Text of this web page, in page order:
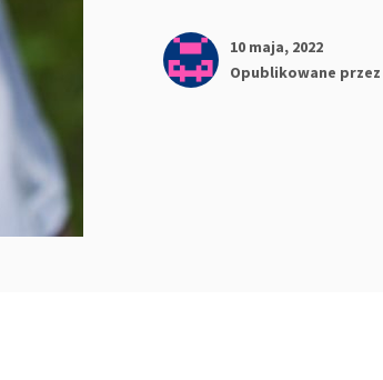
10 maja, 2022
Opublikowane przez